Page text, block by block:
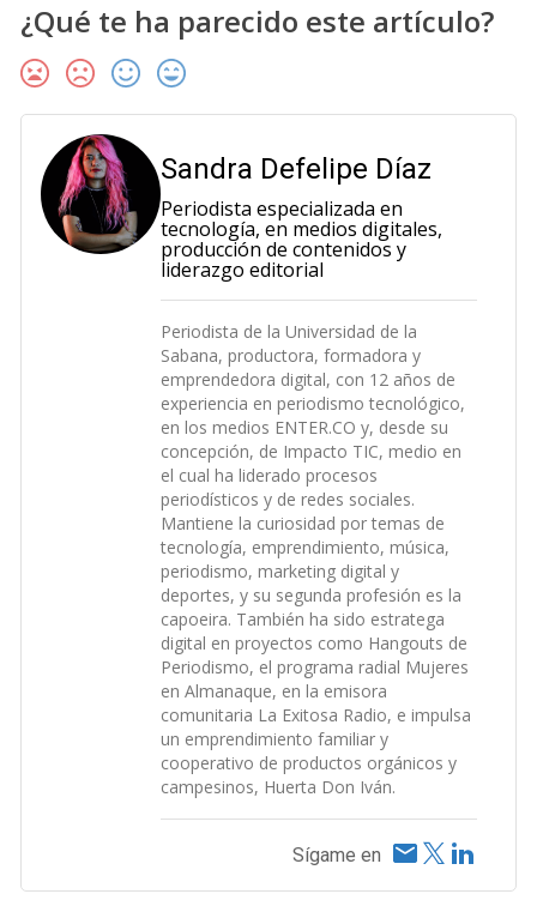
¿Qué te ha parecido este artículo?
Sandra Defelipe Díaz
Periodista especializada en
tecnología, en medios digitales,
producción de contenidos y
liderazgo editorial
Periodista de la Universidad de la
Sabana, productora, formadora y
emprendedora digital, con 12 años de
experiencia en periodismo tecnológico,
en los medios ENTER.CO y, desde su
concepción, de Impacto TIC, medio en
el cual ha liderado procesos
periodísticos y de redes sociales.
Mantiene la curiosidad por temas de
tecnología, emprendimiento, música,
periodismo, marketing digital y
deportes, y su segunda profesión es la
capoeira. También ha sido estratega
digital en proyectos como Hangouts de
Periodismo, el programa radial Mujeres
en Almanaque, en la emisora
comunitaria La Exitosa Radio, e impulsa
un emprendimiento familiar y
cooperativo de productos orgánicos y
campesinos, Huerta Don Iván.
Sígame en